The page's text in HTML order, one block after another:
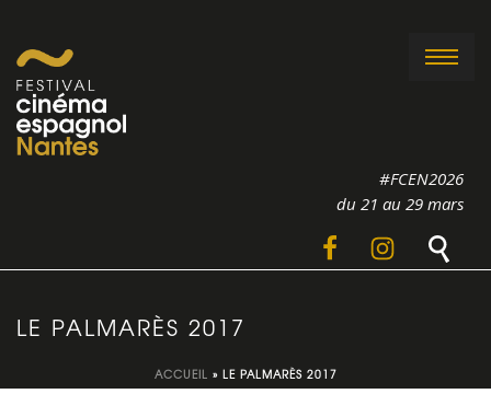
#FCEN2026
du 21 au 29 mars
LE PALMARÈS 2017
ACCUEIL » LE PALMARÈS 2017